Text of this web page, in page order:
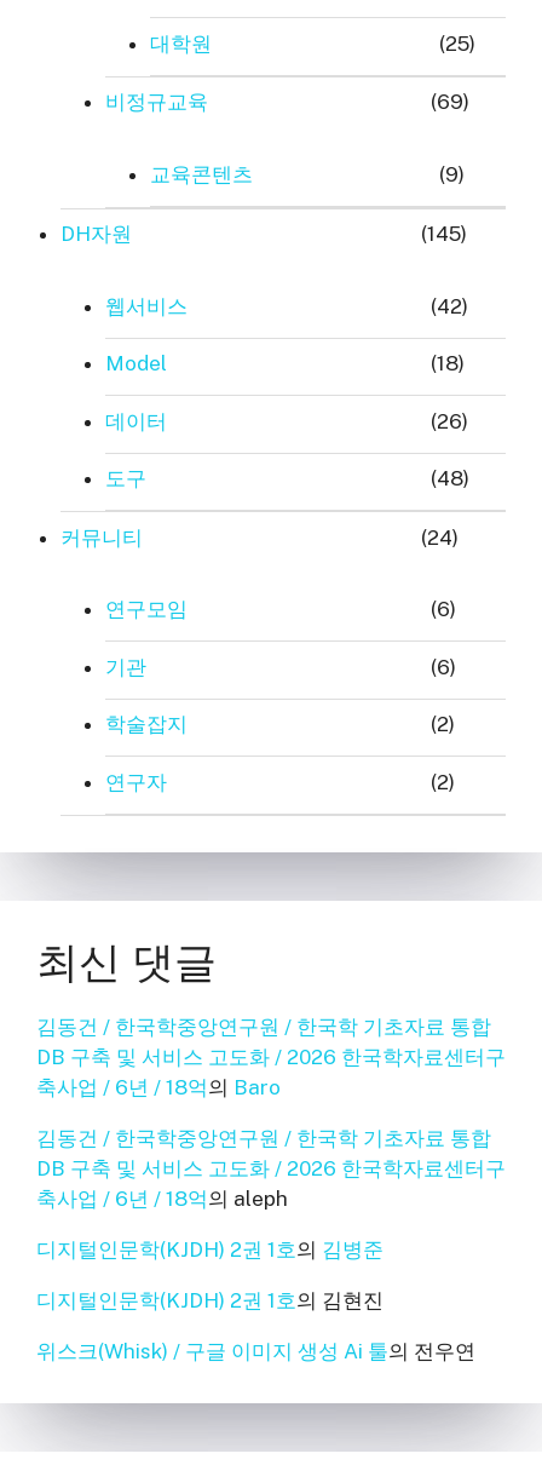
대학원 (25)
비정규교육 (69)
교육콘텐츠 (9)
DH자원 (145)
웹서비스 (42)
Model (18)
데이터 (26)
도구 (48)
커뮤니티 (24)
연구모임 (6)
기관 (6)
학술잡지 (2)
연구자 (2)
최신 댓글
김동건 / 한국학중앙연구원 / 한국학 기초자료 통합
DB 구축 및 서비스 고도화 / 2026 한국학자료센터구
축사업 / 6년 / 18억의 Baro
김동건 / 한국학중앙연구원 / 한국학 기초자료 통합
DB 구축 및 서비스 고도화 / 2026 한국학자료센터구
축사업 / 6년 / 18억의 aleph
디지털인문학(KJDH) 2권 1호의 김병준
디지털인문학(KJDH) 2권 1호의 김현진
위스크(Whisk) / 구글 이미지 생성 Ai 툴의 전우연